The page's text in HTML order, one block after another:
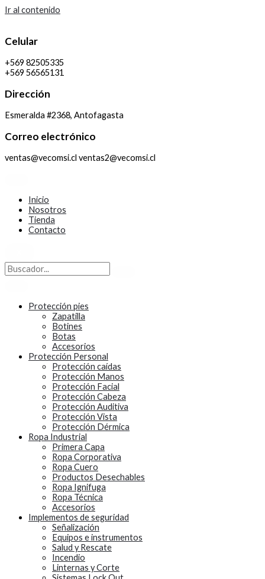
Ir al contenido
Celular
+569 82505335
+569 56565131
Dirección
Esmeralda #2368, Antofagasta
Correo electrónico
ventas@vecomsi.cl ventas2@vecomsi.cl
Inicio
Nosotros
Tienda
Contacto
Protección pies
Zapatilla
Botines
Botas
Accesorios
Protección Personal
Protección caídas
Protección Manos
Protección Facial
Protección Cabeza
Protección Auditiva
Protección Vista
Protección Dérmica
Ropa Industrial
Primera Capa
Ropa Corporativa
Ropa Cuero
Productos Desechables
Ropa Ignifuga
Ropa Técnica
Accesorios
Implementos de seguridad
Señalización
Equipos e instrumentos
Salud y Rescate
Incendio
Linternas y Corte